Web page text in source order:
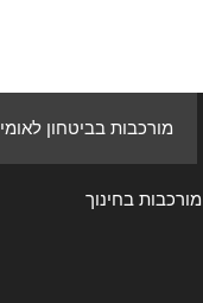
מורכבות בביטחון לאומי
מורכבות בחינוך